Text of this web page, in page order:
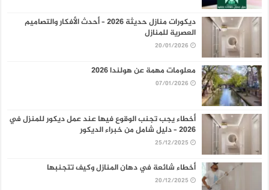
ديكورات منازل حديثة 2026 – أحدث الأفكار والتصاميم
العصرية للمنازل
20/01/2026
معلومات مهمة عن هولندا 2026
07/01/2026
أخطاء يجب تجنب الوقوع فيها عند عمل ديكور للمنزل في
2026 – دليل شامل من خبراء الديكور
25/12/2025
أخطاء شائعة في دهان المنازل وكيف تتجنبها
20/12/2025